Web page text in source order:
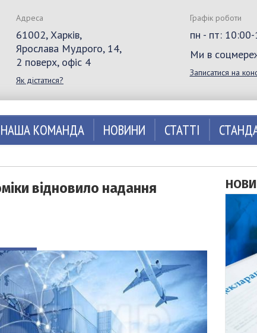
Адреса
61002, Харків,
Ярослава Мудрого, 14,
2 поверх, офіс 4
Як дістатися?
Графік роботи
пн - пт:
Ми в
Записатися на
НАША КОМАНДА НОВИНИ СТАТТІ
відновило надання